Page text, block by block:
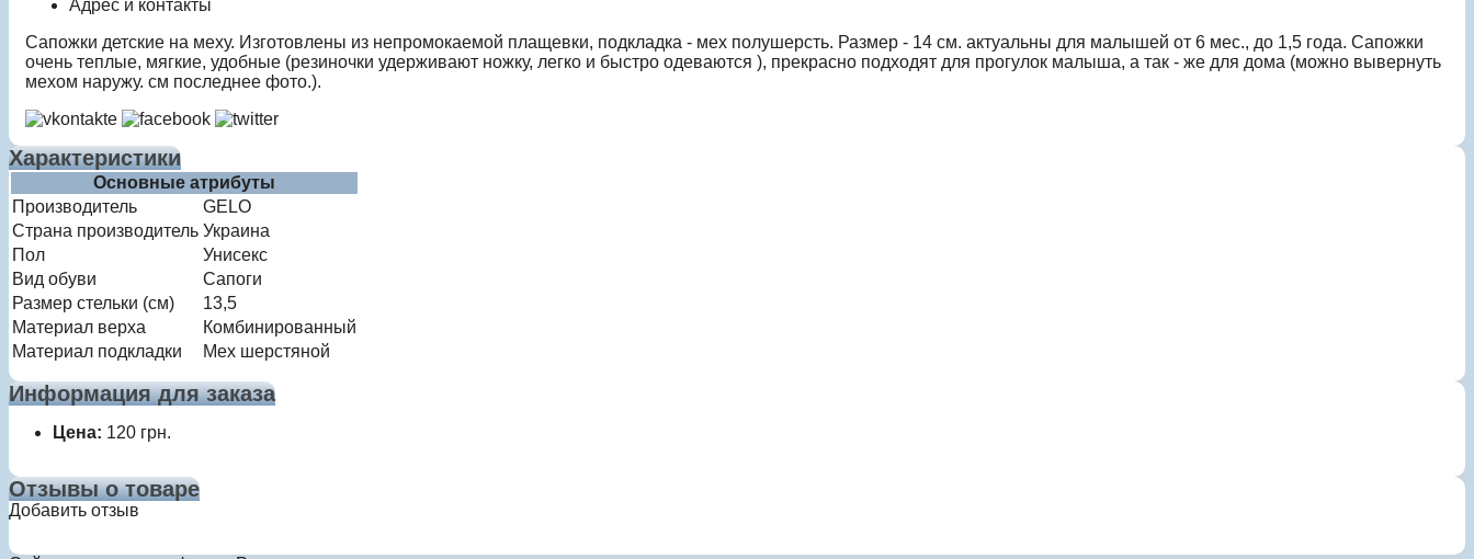
Адрес и контакты
Сапожки детские на меху. Изготовлены из непромокаемой плащевки, подкладка - мех полушерсть. Размер - 14 см. актуальны для малышей от 6 мес., до 1,5 года. Сапожки
очень теплые, мягкие, удобные (резиночки удерживают ножку, легко и быстро одеваются ), прекрасно подходят для прогулок малыша, а так - же для дома (можно вывернуть
мехом наружу. см последнее фото.).
Характеристики
Основные атрибуты
Производитель
GELO
Страна производитель Украина
Пол
Унисекс
Вид обуви
Сапоги
Размер стельки (см)
13,5
Материал верха
Комбинированный
Материал подкладки
Мех шерстяной
Информация для заказа
Цена: 120 грн.
Отзывы о товаре
Добавить отзыв